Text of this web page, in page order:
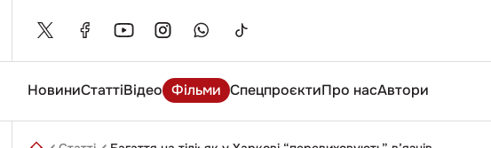
content
НовиниСтаттіВідео Фільми СпецпроєктиПро насАвтори
Введіть